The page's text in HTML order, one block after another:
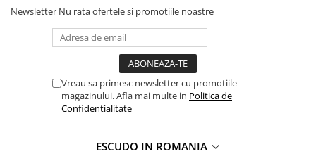
Newsletter Nu rata ofertele si promotiile noastre
Vreau sa primesc newsletter cu promotiile
magazinului. Afla mai multe in Politica de
Confidentialitate
ESCUDO IN ROMANIA